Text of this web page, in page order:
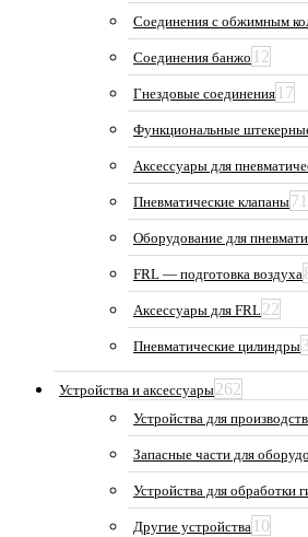
Соединения с обжимным
Соединения банжо 12
Гнездовые соединения 17
Функциональные
Аксессуары для
Пневматические клапаны71
Оборудование для
FRL — подготовка воздуха
Аксессуары для FRL22
Пневматические цилиндры
Устройства и аксессуары262
Устройства для
Запасные части для
Устройства для обработки
Другие устройства 10